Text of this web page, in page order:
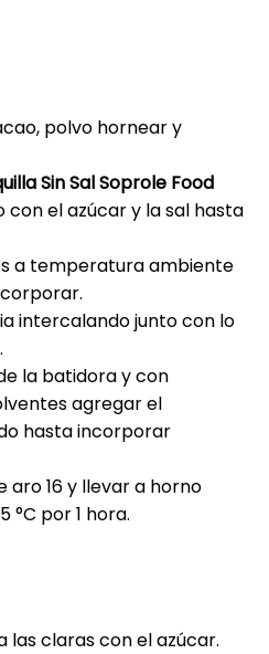
polvo hornear y
Sin Sal Soprole Food
con el azúcar y la sal hasta
a temperatura ambiente
intercalando junto con lo
la batidora y con
agregar el
hasta incorporar
aro 16 y llevar a horno
°C por 1 hora.
las claras con el azúcar.